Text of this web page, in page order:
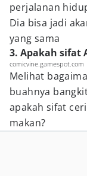
perjalanan
Dia bisa jadi
yang sama
3. Apakah sifat
comicvine.gamespot.com
Melihat
buahnya
apakah sifat
makan?